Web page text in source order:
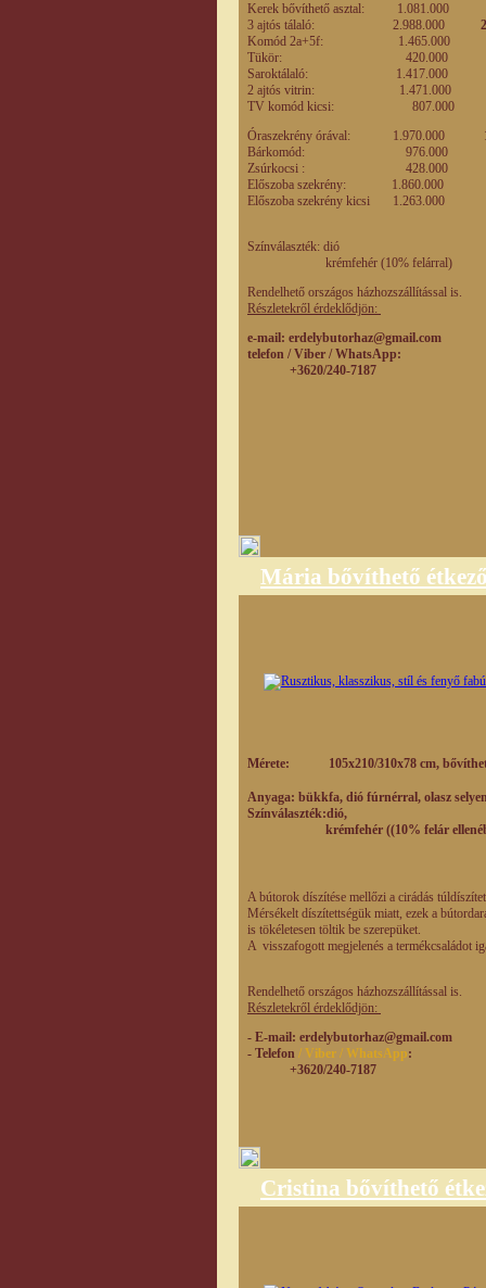
Kerek bővíthető asztal:
3 ajtós tálaló: 2.988.000
Komód 2a+5f:
Tükör:
Saroktálaló:
2 ajtós vitrin: 1.471.000
TV komód kicsi:
Óraszekrény órával: 1.970.000
Bárkomód:
Zsúrkocsi :
Előszoba szekrény: 1.860.000
Előszoba szekrény kicsi
Színválaszték: dió
krémfehér (10% felárral)
Rendelhető országos házhozszállítással is.
Részletekről érdeklődjön:
e-mail: erdelybutorhaz@gmail.com
telefon / Viber / WhatsApp:
+3620/240-7187
Mária bővíthető
Mérete: 105x210/310x78 cm,
Anyaga: bükkfa, dió fúrnérral, olasz
Színválaszték:dió,
krémfehér ((10% felár
A bútorok díszítése mellőzi a cirádás
Mérsékelt díszítettségük miatt, ezek a
is tökéletesen töltik be szerepüket.
A visszafogott megjelenés a termékcsaládot
Rendelhető országos házhozszállítással is.
Részletekről érdeklődjön:
- E-mail: erdelybutorhaz@gmail.com
- Telefon / Viber / WhatsApp:
+3620/240-7187
Cristina bővíthető